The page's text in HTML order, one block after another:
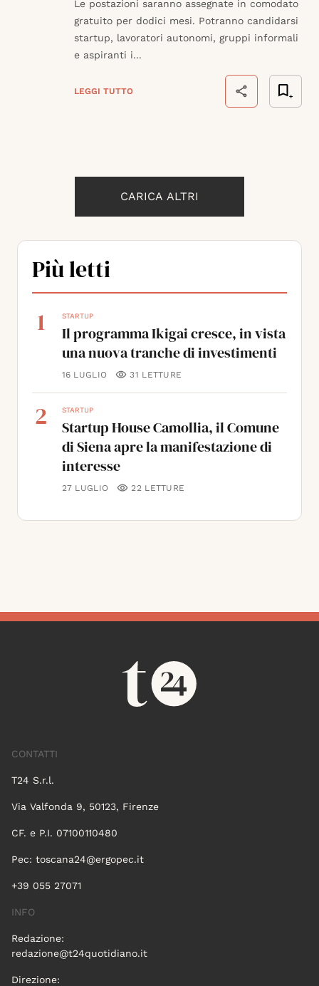
Le postazioni saranno assegnate in comodato
gratuito per dodici mesi. Potranno candidarsi
startup, lavoratori autonomi, gruppi informali
e aspiranti i...
LEGGI TUTTO
CARICA ALTRI
Più letti
1
STARTUP
Il programma Ikigai cresce, in vista
una nuova tranche di investimenti
16 LUGLIO 31 LETTURE
2 STARTUP
Startup House Camollia, il Comune
di Siena apre la manifestazione di
interesse
27 LUGLIO 22LETTURE
CONTATTI
T24 S.r.l.
Via Valfonda 9, 50123, Firenze
CF. e P.I. 07100110480
Pec: toscana24@ergopec.it
+39 055 27071
INFO
Redazione:
redazione@t24quotidiano.it
Direzione: